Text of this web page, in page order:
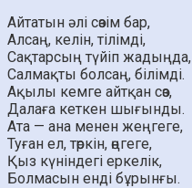
Айтатын әлі сөзім бар,
Алсаң, келін, тілімді,
Сақтарсың түйіп жадыңда,
Салмақты болсаң, білімді.
Ақылы кемге айтқан сөз,
Далаға кеткен шығынды.
Ата — ана менен жеңгеге,
Туған ел, төркін, өңгеге,
Қыз күніндегі еркелік,
Болмасын енді бұрынғы.